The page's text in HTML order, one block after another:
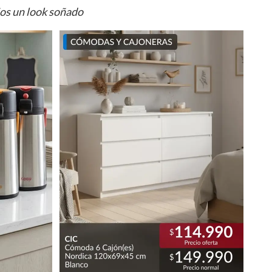
un look soñado